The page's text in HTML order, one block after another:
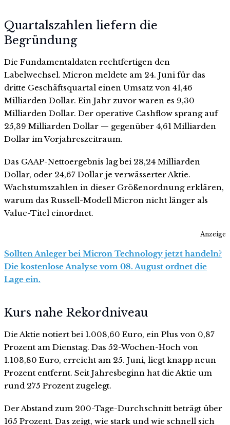
Quartalszahlen liefern die
Begründung
Die Fundamentaldaten rechtfertigen den
Labelwechsel. Micron meldete am 24. Juni für das
dritte Geschäftsquartal einen Umsatz von 41,46
Milliarden Dollar. Ein Jahr zuvor waren es 9,30
Milliarden Dollar. Der operative Cashflow sprang auf
25,39 Milliarden Dollar — gegenüber 4,61 Milliarden
Dollar im Vorjahreszeitraum.
Das GAAP-Nettoergebnis lag bei 28,24 Milliarden
Dollar, oder 24,67 Dollar je verwässerter Aktie.
Wachstumszahlen in dieser Größenordnung erklären,
warum das Russell-Modell Micron nicht länger als
Value-Titel einordnet.
Anzeige
Sollten Anleger bei Micron Technology jetzt handeln?
Die kostenlose Analyse vom 08. August ordnet die
Lage ein.
Kurs nahe Rekordniveau
Die Aktie notiert bei 1.008,60 Euro, ein Plus von 0,87
Prozent am Dienstag. Das 52-Wochen-Hoch von
1.103,80 Euro, erreicht am 25. Juni, liegt knapp neun
Prozent entfernt. Seit Jahresbeginn hat die Aktie um
rund 275 Prozent zugelegt.
Der Abstand zum 200-Tage-Durchschnitt beträgt über
165 Prozent. Das zeigt, wie stark und wie schnell sich